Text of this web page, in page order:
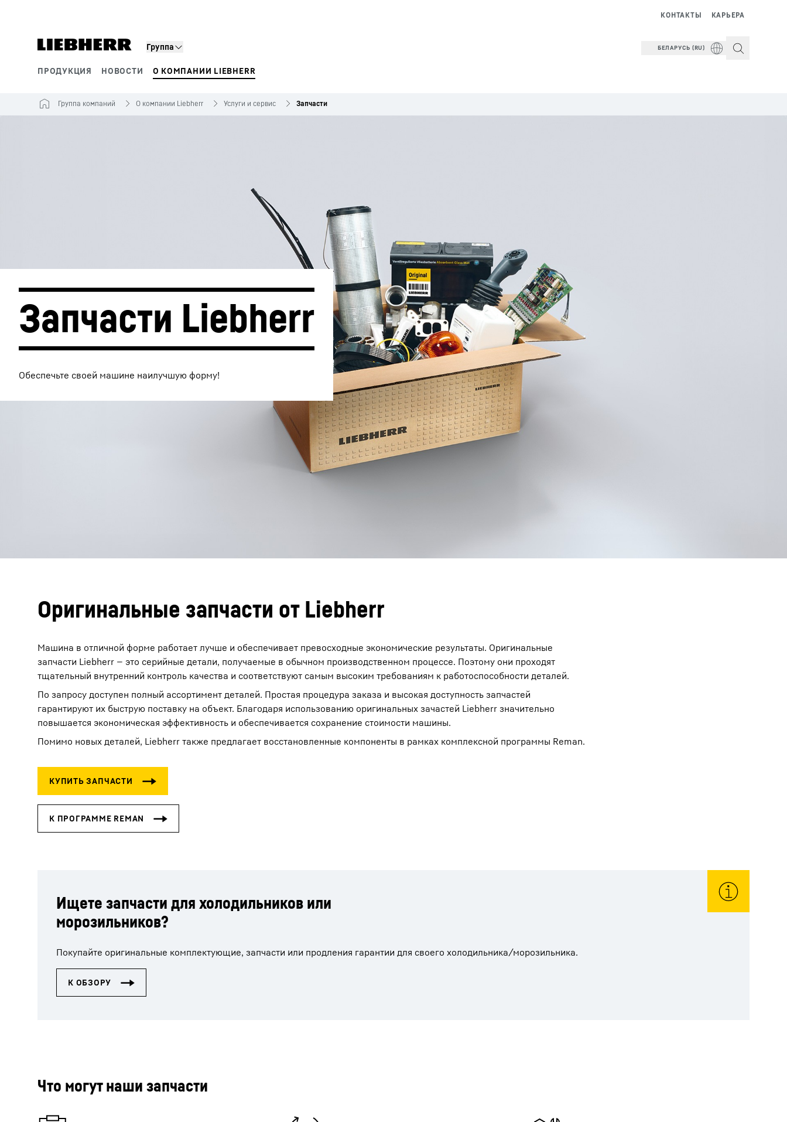
Группа
ПРОДУКЦИЯ НОВОСТИ О КОМПАНИИ LIEBHERR
КАРЬЕРА
КОНТАКТЫ
БЕЛАРУСЬ (RU)
Сегменты продукции
Подробнее о компании Карьера в Liebherr
Группа компаний О компании Liebherr Услуги и сервис Запчасти
Запчасти Liebherr
Обеспечьте своей машине наилучшую форму!
Оригинальные запчасти от Liebherr
Машина в отличной форме работает лучше и обеспечивает превосходные экономические результаты. Оригинальные
запчасти Liebherr — это серийные детали, получаемые в обычном производственном процессе. Поэтому они проходят
тщательный внутренний контроль качества и соответствуют самым высоким требованиям к работоспособности деталей.
По запросу доступен полный ассортимент деталей. Простая процедура заказа и высокая доступность запчастей
гарантируют их быструю поставку на объект. Благодаря использованию оригинальных зачастей Liebherr значительно
повышается экономическая эффективность и обеспечивается сохранение стоимости машины.
Помимо новых деталей, Liebherr также предлагает восстановленные компоненты в рамках комплексной программы Reman.
Ищете запчасти для холодильников или
морозильников?
Покупайте оригинальные комплектующие, запчасти или продления гарантии для своего холодильника/морозильника.
Что могут наши запчасти